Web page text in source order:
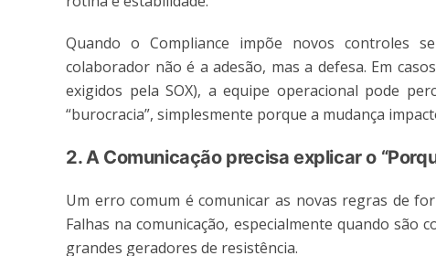
Quando o Compliance impõe novos controles
colaborador não é a adesão, mas a defesa. Em
exigidos pela SOX), a equipe operacional pode
“burocracia”, simplesmente porque a mudança
2. A Comunicação precisa explicar o
Um erro comum é comunicar as novas regras de
Falhas na comunicação, especialmente quando
grandes geradores de resistência.